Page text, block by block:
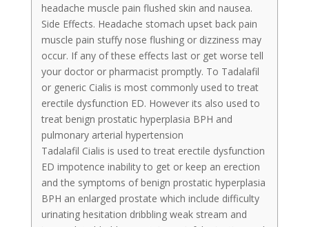
headache muscle pain flushed skin and nausea.
Side Effects. Headache stomach upset back pain
muscle pain stuffy nose flushing or dizziness may
occur. If any of these effects last or get worse tell
your doctor or pharmacist promptly. To Tadalafil
or generic Cialis is most commonly used to treat
erectile dysfunction ED. However its also used to
treat benign prostatic hyperplasia BPH and
pulmonary arterial hypertension
Tadalafil Cialis is used to treat erectile dysfunction
ED impotence inability to get or keep an erection
and the symptoms of benign prostatic hyperplasia
BPH an enlarged prostate which include difficulty
urinating hesitation dribbling weak stream and